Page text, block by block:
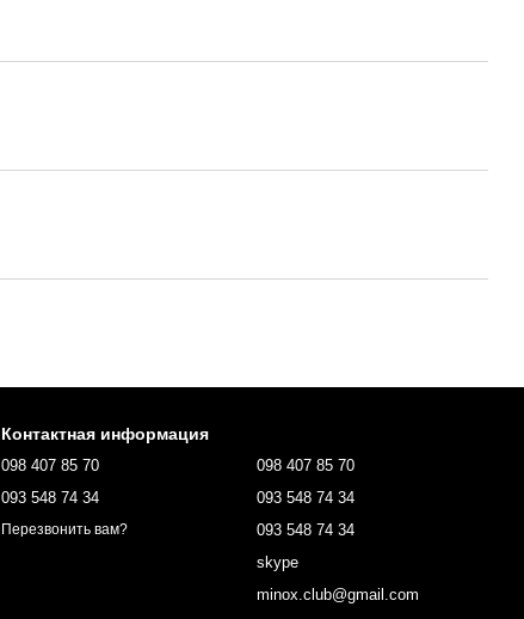
Контактная информация
098 407 85 70
093 548 74 34
Перезвонить вам?
098 407 85 70
093 548 74 34
093 548 74 34
skype
minox.club@gmail.com